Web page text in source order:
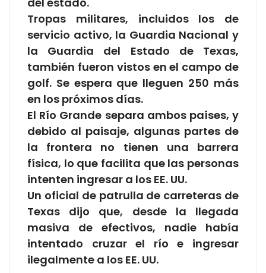
Tropas militares, incluidos los de
servicio activo, la Guardia Nacional y
la Guardia del Estado de Texas,
también fueron vistos en el campo de
golf. Se espera que lleguen 250 más
en los próximos días.
El Río Grande separa ambos países, y
debido al paisaje, algunas partes de
la frontera no tienen una barrera
física, lo que facilita que las personas
intenten ingresar a los EE. UU.
Un oficial de patrulla de carreteras de
Texas dijo que, desde la llegada
masiva de efectivos, nadie había
intentado cruzar el río e ingresar
ilegalmente a los EE. UU.